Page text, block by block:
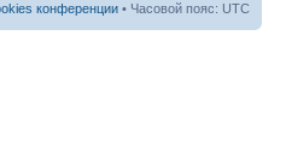
конференции • Часовой пояс: UTC